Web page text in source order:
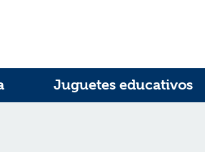
Juguetes educativos